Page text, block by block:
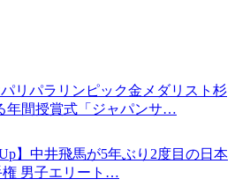
リパラリンピック金メダリスト杉
年間授賞式「ジャパンサ…
Up】中井飛馬が5年ぶり2度目の日本
男子エリート…